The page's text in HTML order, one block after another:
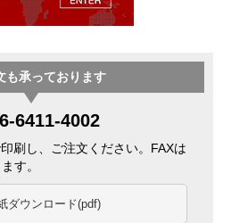
も承っております
6411-4002
刷し、ご注文ください。FAXは
す。
ダウンロード(pdf)